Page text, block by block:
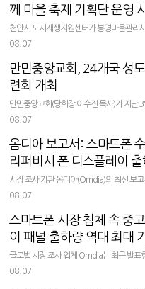
께 마을 축제 기획단 운영
천안시 도시재생지원센터가 봉명마을관리
대학교 앵커사업단과 협력하여 '봉명마을관
업은 백석대학교 재학생들이 축제 기획부...
08.07
만민중앙교회, 24개국 성
련회 개최
만민중앙교회(당회장 이수진 목사)가 지난
원주시 오크밸리 리조트에서 ‘주께서 칭찬하
해 일본, 이스라엘, 미국,...
08.07
옴디아 보고서: 스마트폰
리퍼비시 폰 디스플레이
시장 조사 기관 옴디아(Omdia)의 최신 보
폰 제조사들의 수요 둔화로 인해 잉여 생산
패널 출하량이 빠르게 증...
08.07
스마트폰 시장 침체 속 중
이 패널 출하량 역대 최대
글로벌 시장 조사 업체 Omdia는 최근 발표
이 인텔리전스 서비스' 보고서를 통해 스마트
08.07